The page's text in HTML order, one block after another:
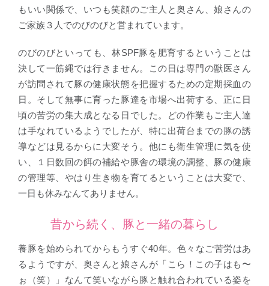
もいい関係で、いつも笑顔のご主人と奥さん、娘さんの
ご家族３人でのびのびと営まれています。
のびのびといっても、林SPF豚を肥育するということは
決して一筋縄では行きません。この日は専門の獣医さん
が訪問されて豚の健康状態を把握するための定期採血の
日。そして無事に育った豚達を市場へ出荷する、正に日
頃の苦労の集大成となる日でした。どの作業もご主人達
は手なれているようでしたが、特に出荷台までの豚の誘
導などは見るからに大変そう。他にも衛生管理に気を使
い、１日数回の餌の補給や豚舎の環境の調整、豚の健康
の管理等、やはり生き物を育てるということは大変で、
一日も休みなんてありません。
昔から続く、豚と一緒の暮らし
養豚を始められてからもうすぐ40年。色々なご苦労はあ
るようですが、奥さんと娘さんが「こら！この子はも〜
ぉ（笑）」なんて笑いながら豚と触れ合われている姿を